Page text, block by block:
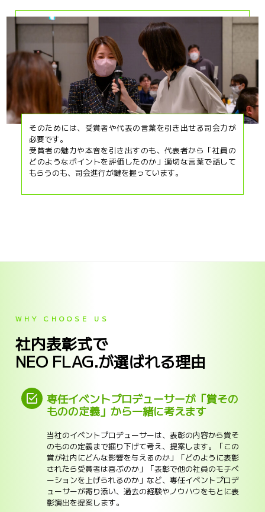
そのためには、受賞者や代表の言葉を引き出せる司会力が
必要です。
受賞者の魅力や本音を引き出すのも、代表者から「社員の
どのようなポイントを評価したのか」適切な言葉で話して
もらうのも、司会進行が鍵を握っています。
WHY CHOOSE US
社内表彰式で
NEO FLAG.が選ばれる理由
専任イベントプロデューサーが「賞その
ものの定義」から一緒に考えます
当社のイベントプロデューサーは、表彰の内容から賞そ
のものの定義まで掘り下げて考え、提案します。「この
賞が社内にどんな影響を与えるのか」「どのように表彰
されたら受賞者は喜ぶのか」「表彰で他の社員のモチベ
ーションを上げられるのか」など、専任イベントプロデ
ューサーが寄り添い、過去の経験やノウハウをもとに表
彰演出を提案します。